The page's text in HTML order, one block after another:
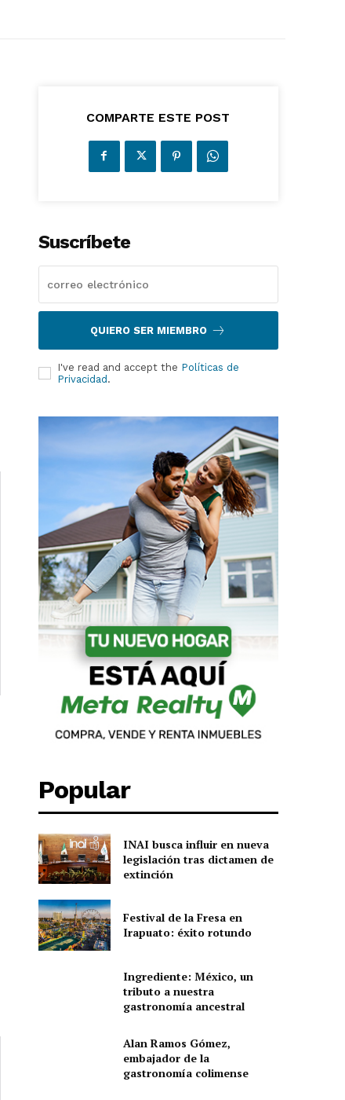
COMPARTE ESTE POST
Suscríbete
QUIERO SER MIEMBRO
I've read and accept the Políticas de
Privacidad.
Popular
INAI busca influir en nueva
legislación tras dictamen de
extinción
Festival de la Fresa en
Irapuato: éxito rotundo
Ingrediente: México, un
tributo a nuestra
gastronomía ancestral
Alan Ramos Gómez,
embajador de la
gastronomía colimense